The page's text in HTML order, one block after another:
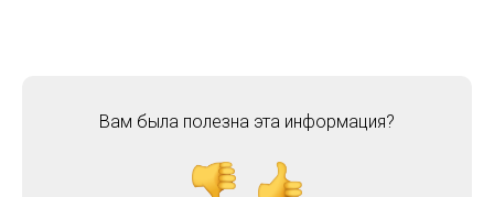
Вам была полезна эта информация?